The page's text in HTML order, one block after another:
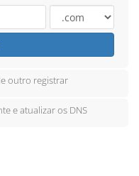
outro registrar
e atualizar os DNS